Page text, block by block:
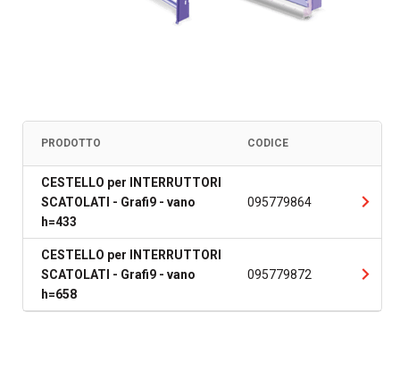
PRODOTTO CODICE
CESTELLO per INTERRUTTORI
SCATOLATI - Grafi9 - vano
h=433
095779864
CESTELLO per INTERRUTTORI
SCATOLATI - Grafi9 - vano
h=658
095779872